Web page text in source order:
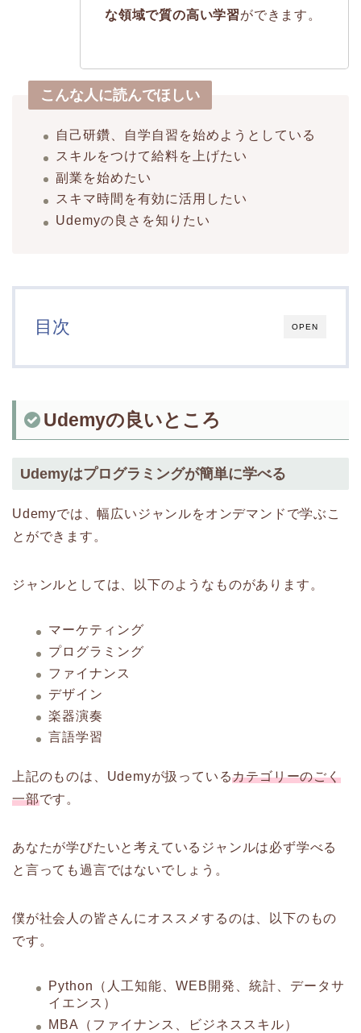
な領域で質の高い学習ができます。
こんな人に読んでほしい
自己研鑽、自学自習を始めようとしている
スキルをつけて給料を上げたい
副業を始めたい
スキマ時間を有効に活用したい
Udemyの良さを知りたい
OPEN
目次
Udemyの良いところ
Udemyはプログラミングが簡単に学べる
Udemyでは、幅広いジャンルをオンデマンドで学ぶこ
とができます。
ジャンルとしては、以下のようなものがあります。
マーケティング
プログラミング
ファイナンス
デザイン
楽器演奏
言語学習
上記のものは、Udemyが扱っているカテゴリーのごく
一部です。
あなたが学びたいと考えているジャンルは必ず学べる
と言っても過言ではないでしょう。
僕が社会人の皆さんにオススメするのは、以下のもの
です。
Python（人工知能、WEB開発、統計、データサ
イエンス）
MBA（ファイナンス、ビジネススキル）